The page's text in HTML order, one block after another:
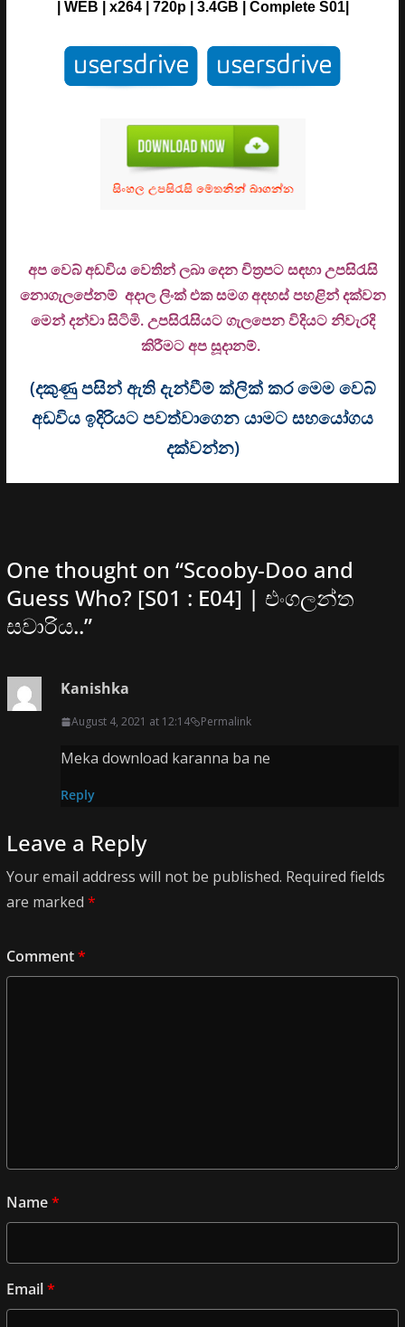
| WEB | x264 | 720p | 3.4GB | Complete S01|
අප වෙබ් අඩවිය වෙතින් ලබා දෙන චිත්‍රපට සඳහා උපසිරැසි
නොගැලපේනම් අදාල ලිංක් එක සමග අදහස් පහළින් දක්වන
මෙන් දන්වා සිටිමි. උපසිරැසියට ගැලපෙන විදියට නිවැරදි
කිරීමට අප සූදානම්.
(දකුණු පසින් ඇති දැන්වීම් ක්ලික් කර මෙම වෙබ්
අඩවිය ඉදිරියට පවත්වාගෙන යාමට සහයෝගය
දක්වන්න)
One thought on “Scooby-Doo and
Guess Who? [S01 : E04] | එංගලන්ත
සවාරිය..”
Kanishka
August 4, 2021 at 12:14 Permalink
Meka download karanna ba ne
Reply
Leave a Reply
Your email address will not be published. Required fields
are marked *
Comment*
Name*
Email*